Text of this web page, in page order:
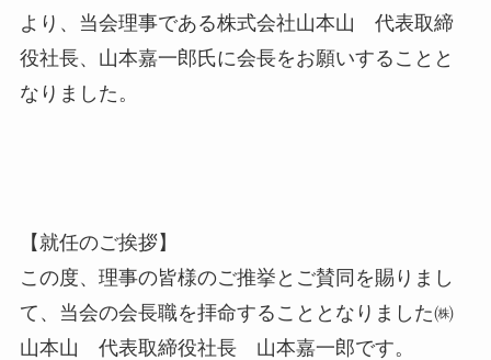
より、当会理事である株式会社山本山 代表取締
役社長、山本嘉一郎氏に会長をお願いすることと
なりました。
【就任のご挨拶】
この度、理事の皆様のご推挙とご賛同を賜りまし
て、当会の会長職を拝命することとなりました㈱
山本山 代表取締役社長 山本嘉一郎です。